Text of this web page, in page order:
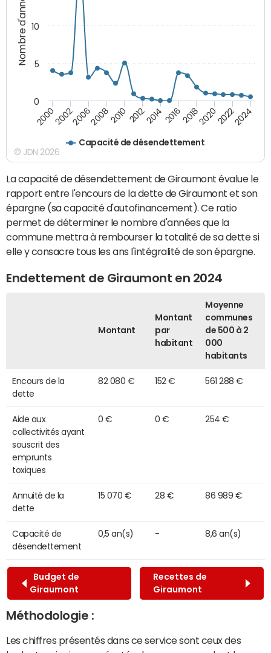
Nombre d'années
Capacité de désendettement
20002002200620082010 2012201420162018202020222024
0
5
10
© JDN 2026
La capacité de désendettement de Giraumont évalue le
rapport entre l'encours de la dette de Giraumont et son
épargne (sa capacité d'autofinancement). Ce ratio
permet de déterminer le nombre d'années que la
commune mettra à rembourser la totalité de sa dette si
elle y consacre tous les ans l'intégralité de son épargne.
Endettement de Giraumont en 2024
Montant
Montant
par
habitant
Moyenne
communes
de 500 à 2
000
habitants
Encours de la
dette
82 080 € 152 € 561 288 €
Aide aux
collectivités ayant
souscrit des
emprunts
toxiques
0 € 0 € 254 €
Annuité de la
dette
15 070 € 28 € 86 989 €
Capacité de
désendettement
0,5 an(s) - 8,6 an(s)
Budget de
Giraumont
Recettes de
Giraumont
Méthodologie :
Les chiffres présentés dans ce service sont ceux des